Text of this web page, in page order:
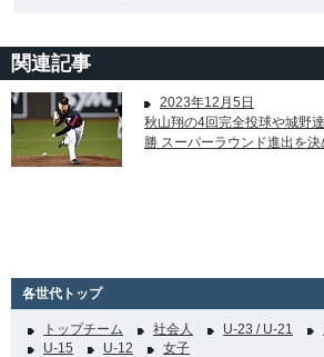
関連記事
2023年12月5日
秋山翔の4回完全投球や城野
勝 スーパーラウンド進出を決
各世代トップ
トップチーム 社会人 U-23 / U-21
U-15
U-12 女子